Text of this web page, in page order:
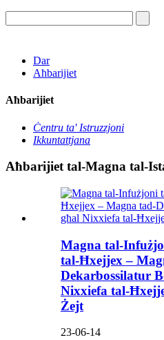
Dar
Aħbarijiet
Aħbarijiet
Ċentru ta' Istruzzjoni
Ikkuntattjana
Aħbarijiet tal-Magna tal-
Magna tal-
tal-Ħxejjex –
Dekarbossilatur
Nixxiefa tal-
Żejt
23-06-14